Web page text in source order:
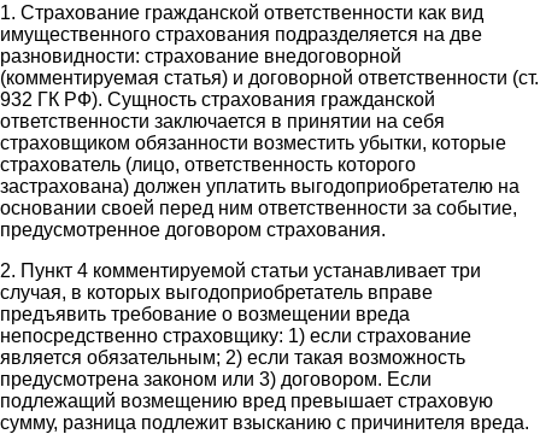
1. Страхование гражданской ответственности как вид
имущественного страхования подразделяется на две
разновидности: страхование внедоговорной
(комментируемая статья) и договорной ответственности (ст.
932 ГК РФ). Сущность страхования гражданской
ответственности заключается в принятии на себя
страховщиком обязанности возместить убытки, которые
страхователь (лицо, ответственность которого
застрахована) должен уплатить выгодоприобретателю на
основании своей перед ним ответственности за событие,
предусмотренное договором страхования.
2. Пункт 4 комментируемой статьи устанавливает три
случая, в которых выгодоприобретатель вправе
предъявить требование о возмещении вреда
непосредственно страховщику: 1) если страхование
является обязательным; 2) если такая возможность
предусмотрена законом или 3) договором. Если
подлежащий возмещению вред превышает страховую
сумму, разница подлежит взысканию с причинителя вреда.